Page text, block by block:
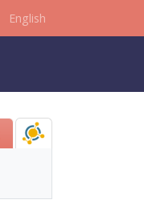
English